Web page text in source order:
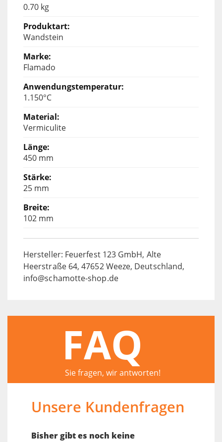
0.70 kg
Wandstein
Flamado
1.150°C
Vermiculite
450 mm
25 mm
102 mm
Hersteller: Feuerfest 123 GmbH, Alte
Heerstraße 64, 47652 Weeze, Deutschland,
info@schamotte-shop.de
FAQ
Sie fragen, wir antworten!
Unsere Kundenfragen
Bisher gibt es noch keine